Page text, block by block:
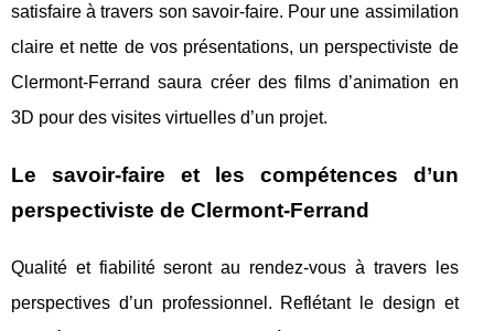
satisfaire à travers son savoir-faire. Pour une assimilation
claire et nette de vos présentations, un perspectiviste de
Clermont-Ferrand saura créer des films d’animation en
3D pour des visites virtuelles d’un projet.
Le savoir-faire et les compétences d’un
perspectiviste de Clermont-Ferrand
Qualité et fiabilité seront au rendez-vous à travers les
perspectives d’un professionnel. Reflétant le design et